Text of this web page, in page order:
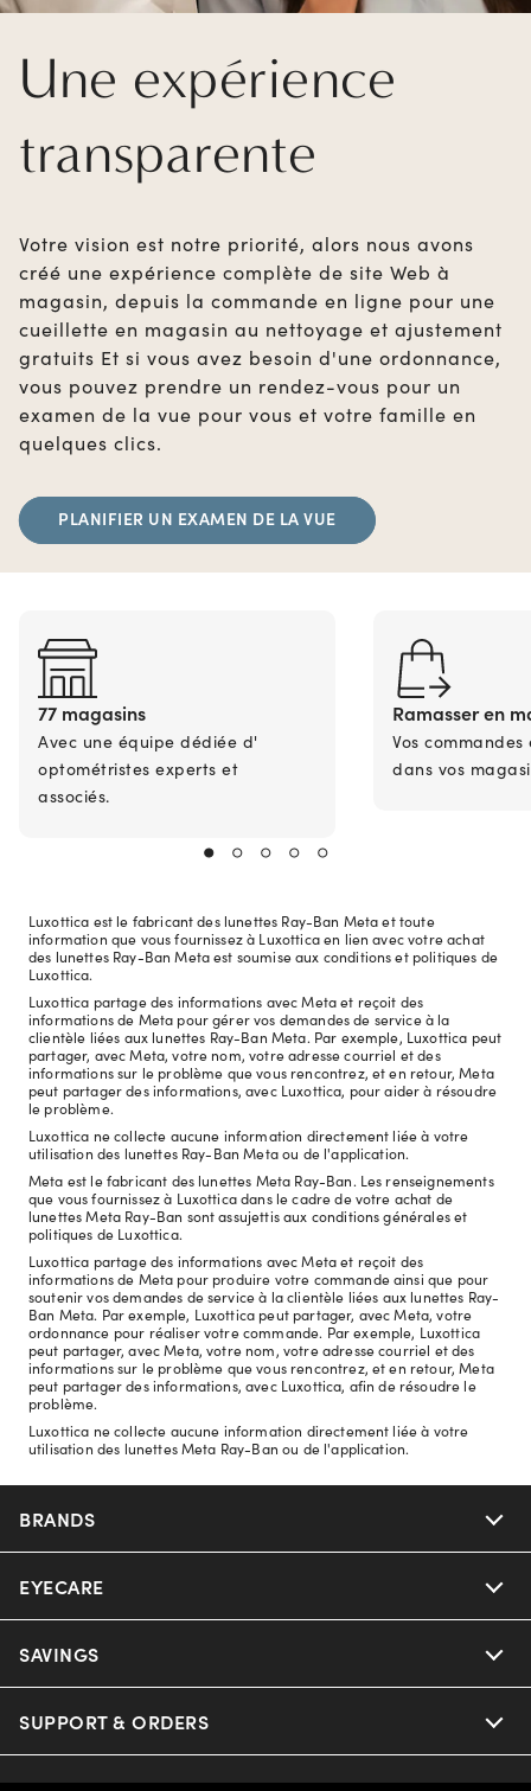
Une expérience
transparente
Votre vision est notre priorité, alors nous avons
créé une expérience complète de site Web à
magasin, depuis la commande en ligne pour une
cueillette en magasin au nettoyage et ajustement
gratuits Et si vous avez besoin d'une ordonnance,
vous pouvez prendre un rendez-vous pour un
examen de la vue pour vous et votre famille en
quelques clics.
PLANIFIER UN EXAMEN DE LA VUE
77 magasins
Avec une équipe dédiée d'
optométristes experts et
associés.
Ramasser en
Vos
dans vos
Luxottica est le fabricant des lunettes Ray-Ban Meta et toute
information que vous fournissez à Luxottica en lien avec votre achat
des lunettes Ray-Ban Meta est soumise aux conditions et politiques de
Luxottica.
Luxottica partage des informations avec Meta et reçoit des
informations de Meta pour gérer vos demandes de service à la
clientèle liées aux lunettes Ray-Ban Meta. Par exemple, Luxottica peut
partager, avec Meta, votre nom, votre adresse courriel et des
informations sur le problème que vous rencontrez, et en retour, Meta
peut partager des informations, avec Luxottica, pour aider à résoudre
le problème.
Luxottica ne collecte aucune information directement liée à votre
utilisation des lunettes Ray-Ban Meta ou de l'application.
Meta est le fabricant des lunettes Meta Ray-Ban. Les renseignements
que vous fournissez à Luxottica dans le cadre de votre achat de
lunettes Meta Ray-Ban sont assujettis aux conditions générales et
politiques de Luxottica.
Luxottica partage des informations avec Meta et reçoit des
informations de Meta pour produire votre commande ainsi que pour
soutenir vos demandes de service à la clientèle liées aux lunettes Ray-
Ban Meta. Par exemple, Luxottica peut partager, avec Meta, votre
ordonnance pour réaliser votre commande. Par exemple, Luxottica
peut partager, avec Meta, votre nom, votre adresse courriel et des
informations sur le problème que vous rencontrez, et en retour, Meta
peut partager des informations, avec Luxottica, afin de résoudre le
problème.
Luxottica ne collecte aucune information directement liée à votre
utilisation des lunettes Meta Ray-Ban ou de l'application.
BRANDS
Nuance Audio
Ray-Ban
EYECARE
Our Eyeglasses
Our Sunglasses
Ray-Ban | Meta
SAVINGS
Offers & Discount
Insurance
SUPPORT & ORDERS